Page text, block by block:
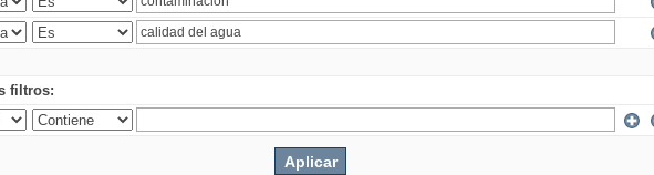
filtros: